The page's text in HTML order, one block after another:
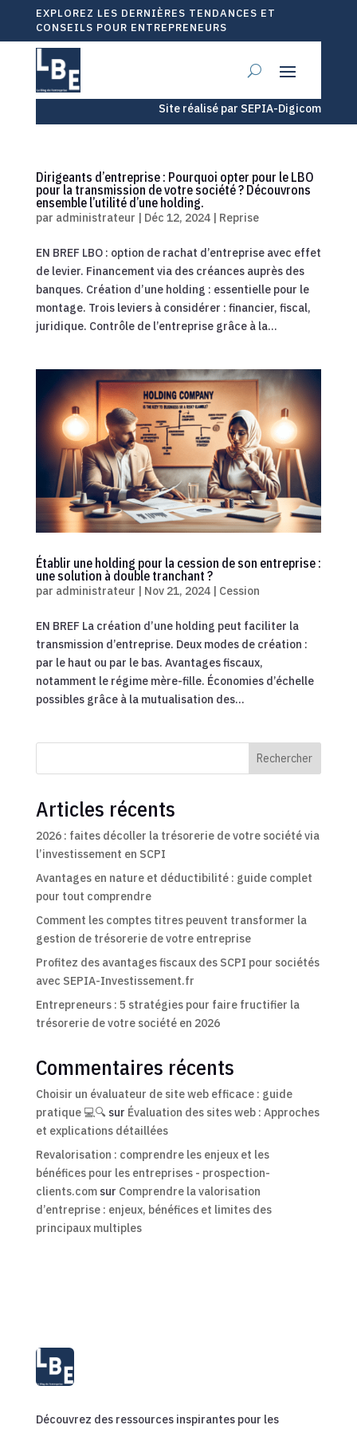
EXPLOREZ LES DERNIÈRES TENDANCES ET
CONSEILS POUR ENTREPRENEURS
Site réalisé par SEPIA-Digicom
Dirigeants d’entreprise : Pourquoi opter pour le LBO
pour la transmission de votre société ? Découvrons
ensemble l’utilité d’une holding.
par administrateur | Déc 12, 2024| Reprise
EN BREF LBO : option de rachat d’entreprise avec effet
de levier. Financement via des créances auprès des
banques. Création d’une holding : essentielle pour le
montage. Trois leviers à considérer : financier, fiscal,
juridique. Contrôle de l’entreprise grâce à la...
Établir une holding pour la cession de son entreprise :
une solution à double tranchant ?
par administrateur | Nov 21, 2024| Cession
EN BREF La création d’une holding peut faciliter la
transmission d’entreprise. Deux modes de création :
par le haut ou par le bas. Avantages fiscaux,
notamment le régime mère-fille. Économies d’échelle
possibles grâce à la mutualisation des...
Rechercher
Articles récents
2026 : faites décoller la trésorerie de votre société via
l’investissement en SCPI
Avantages en nature et déductibilité : guide complet
pour tout comprendre
Comment les comptes titres peuvent transformer la
gestion de trésorerie de votre entreprise
Profitez des avantages fiscaux des SCPI pour sociétés
avec SEPIA-Investissement.fr
Entrepreneurs : 5 stratégies pour faire fructifier la
trésorerie de votre société en 2026
Commentaires récents
Choisir un évaluateur de site web efficace : guide
pratique 💻🔍 sur Évaluation des sites web : Approches
et explications détaillées
Revalorisation : comprendre les enjeux et les
bénéfices pour les entreprises - prospection-
clients.comsur Comprendre la valorisation
d’entreprise : enjeux, bénéfices et limites des
principaux multiples
Découvrez des ressources inspirantes pour les